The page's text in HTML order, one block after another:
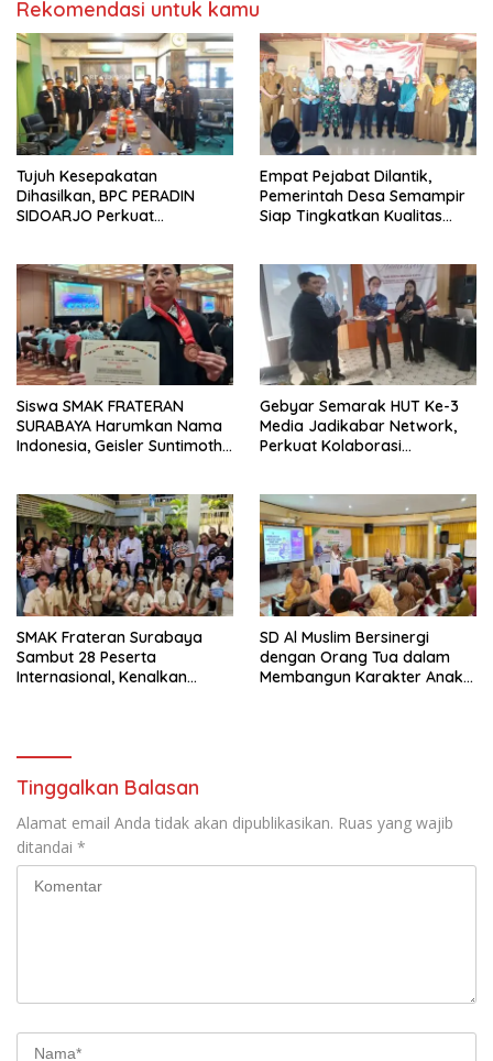
Rekomendasi untuk kamu
Tujuh Kesepakatan
Dihasilkan, BPC PERADIN
SIDOARJO Perkuat
Empat Pejabat Dilantik,
Pemerintah Desa Semampir
Siap Tingkatkan Kualitas
Siswa SMAK FRATERAN
SURABAYA Harumkan Nama
Indonesia, Geisler Suntimothy
Gebyar Semarak HUT Ke-3
Media Jadikabar Network,
Perkuat Kolaborasi
Pariwisata Kota Malang
SMAK Frateran Surabaya
Sambut 28 Peserta
Internasional, Kenalkan
SD Al Muslim Bersinergi
dengan Orang Tua dalam
Membangun Karakter Anak
Tinggalkan Balasan
Alamat email Anda tidak akan dipublikasikan. Ruas yang wajib
ditandai *